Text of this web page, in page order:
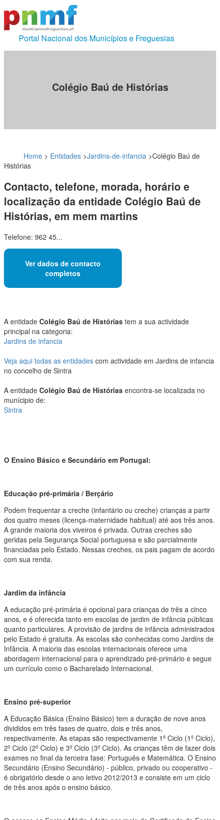
Portal Nacional dos Municípios e Freguesias
Colégio Baú de Histórias
Home > Entidades >Jardins-de-infancia >Colégio Baú de
Histórias
Contacto, telefone, morada, horário e
localização da entidade Colégio Baú de
Histórias, em mem martins
Telefone: 962 45...
Ver dados de contacto
completos
A entidade Colégio Baú de Histórias tem a sua actividade
principal na categoria:
Jardins de infancia
Veja aqui todas as entidades com actividade em Jardins de infancia
no concelho de Sintra
A entidade Colégio Baú de Histórias encontra-se localizada no
munícipio de:
Sintra
O Ensino Básico e Secundário em Portugal:
Educação pré-primária / Berçário
Podem frequentar a creche (infantário ou creche) crianças a partir
dos quatro meses (licença-maternidade habitual) até aos três anos.
A grande maioria dos viveiros é privada. Outras creches são
geridas pela Segurança Social portuguesa e são parcialmente
financiadas pelo Estado. Nessas creches, os pais pagam de acordo
com sua renda.
Jardim da infância
A educação pré-primária é opcional para crianças de três a cinco
anos, e é oferecida tanto em escolas de jardim de infância públicas
quanto particulares. A provisão de jardins de infância administrados
pelo Estado é gratuita. As escolas são conhecidas como Jardins de
Infância. A maioria das escolas internacionais oferece uma
abordagem internacional para o aprendizado pré-primário e segue
um currículo como o Bacharelado Internacional.
Ensino pré-superior
A Educação Básica (Ensino Básico) tem a duração de nove anos
divididos em três fases de quatro, dois e três anos,
respectivamente. As etapas são respectivamente 1º Ciclo (1º Ciclo),
2º Ciclo (2º Ciclo) e 3º Ciclo (3º Ciclo). As crianças têm de fazer dois
exames no final da terceira fase: Português e Matemática. O Ensino
Secundário (Ensino Secundário) - público, privado ou cooperativo -
é obrigatório desde o ano letivo 2012/2013 e consiste em um ciclo
de três anos após o ensino básico.